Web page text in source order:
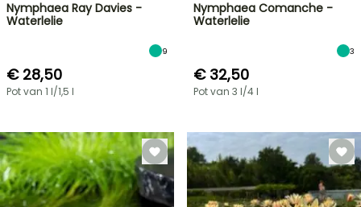
Nymphaea Ray Davies -
Waterlelie
9
€ 28,50
Pot van 1 l/1,5 l
Nymphaea Comanche -
Waterlelie
3
€ 32,50
Pot van 3 l/4 l